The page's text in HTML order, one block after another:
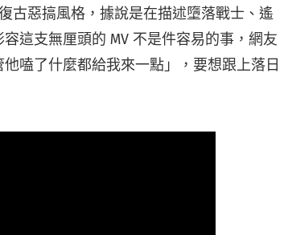
古惡搞風格，據說是在描述墮落戰士、遙
這支無厘頭的 MV 不是件容易的事，網友
嗑了什麼都給我來一點」，要想跟上落日